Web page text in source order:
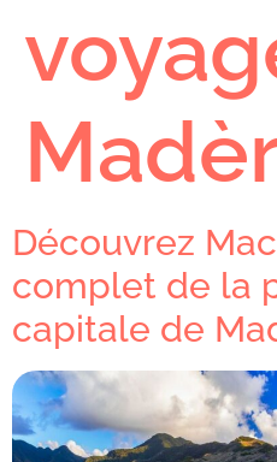
Découvrez
complet de la
capitale de